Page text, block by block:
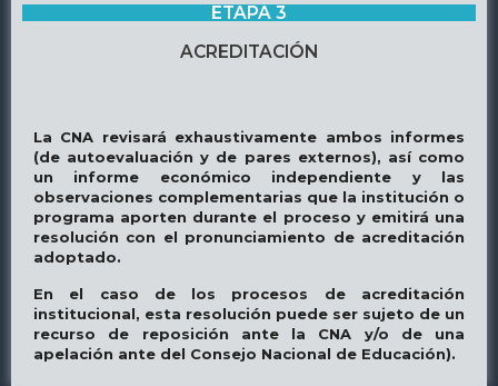
ETAPA 3
ACREDITACIÓN
La CNA revisará exhaustivamente ambos informes
(de autoevaluación y de pares externos), así como
un informe económico independiente y las
observaciones complementarias que la institución o
programa aporten durante el proceso y emitirá una
resolución con el pronunciamiento de acreditación
adoptado.
En el caso de los procesos de acreditación
institucional, esta resolución puede ser sujeto de un
recurso de reposición ante la CNA y/o de una
apelación ante del Consejo Nacional de Educación).